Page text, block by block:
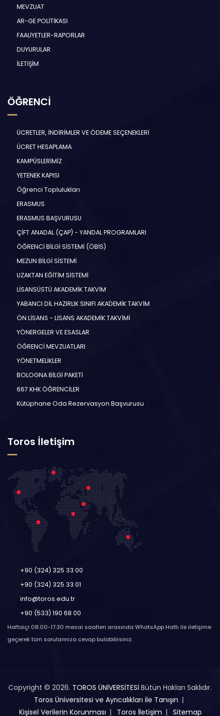
MEVZUAT
AR-GE POLİTİKASI
FAALİYETLER-RAPORLAR
DUYURULAR
İLETİŞİM
ÖĞRENCİ
ÜCRETLER, İNDİRİMLER VE ÖDEME SEÇENEKLERİ
ÜCRET HESAPLAMA
KAMPÜSLERİMİZ
YETENEK KAPISI
Öğrenci Toplulukları
ERASMUS
ERASMUS BAŞVURUSU
ÇİFT ANADAL (ÇAP) - YANDAL PROGRAMLARI
ÖĞRENCİ BİLGİ SİSTEMİ (ÖBİS)
MEZUN BİLGİ SİSTEMİ
UZAKTAN EĞİTİM SİSTEMİ
LİSANSÜSTÜ AKADEMİK TAKVİM
YABANCI DİL HAZIRLIK SINIFI AKADEMİK TAKVİM
ÖN LİSANS - LİSANS AKADEMİK TAKVİMİ
YÖNERGELER VE ESASLAR
ÖĞRENCİ MEVZUATLARI
YÖNETMELİKLER
BOLOGNA BİLGİ PAKETİ
667 KHK ÖĞRENCİLER
Kütüphane Oda Rezervasyon Başvurusu
Toros İletişim
+90 (324) 325 33 00
+90 (324) 325 33 01
info@toros.edu.tr
+90 (533) 190 68 00
Haftaiçi 08.00-17.30 mesai saatleri arasında WhatsApp Hattı ile iletişime
geçerek tüm sorularınıza cevap bulabilirsiniz.
Copyright © 2026. TOROS ÜNİVERSİTESİ Bütün Hakları Saklıdır.
Toros Üniversitesi ve Ayrıcalıkları ile Tanışın
Kişisel Verilerin Korunması
Toros İletişim Sitemap